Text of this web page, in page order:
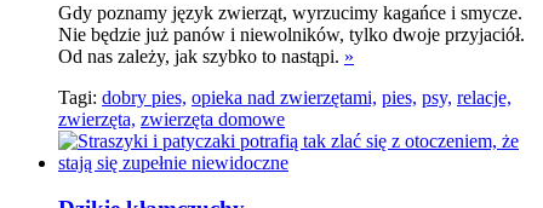
Gdy poznamy język zwierząt, wyrzucimy kagańce i smycze.
Nie będzie już panów i niewolników, tylko dwoje przyjaciół.
Od nas zależy, jak szybko to nastąpi. »
Tagi: dobry pies, opieka nad zwierzętami, pies, psy, relacje,
zwierzęta, zwierzęta domowe